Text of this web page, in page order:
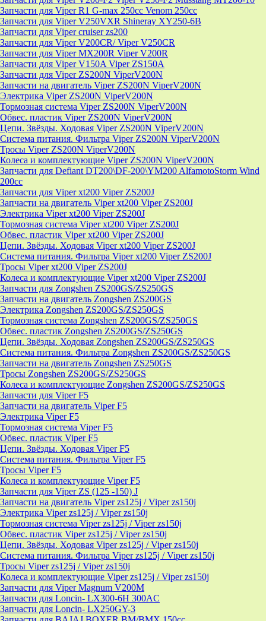
Запчасти для Viper R1 G-max 250cc Venom 250cc
Запчасти для Viper V250VXR Shineray XY250-6B
Запчасти для Viper cruiser zs200
Запчасти для Viper V200CR/ Viper V250CR
Запчасти для Viper MX200R Viper V200R
Запчасти для Viper V150A Viper ZS150A
Запчасти для Viper ZS200N ViperV200N
Запчасти на двигатель Viper ZS200N ViperV200N
Электрика Viper ZS200N ViperV200N
Тормозная система Viper ZS200N ViperV200N
Обвес. пластик Viper ZS200N ViperV200N
Цепи. Звёзды. Ходовая Viper ZS200N ViperV200N
Система питания. Фильтра Viper ZS200N ViperV200N
Тросы Viper ZS200N ViperV200N
Колеса и комплектующие Viper ZS200N ViperV200N
Запчасти для Defiant DT200\DF-200\YM200 AlfamotoStorm Wind
200cc
Запчасти для Viper xt200 Viper ZS200J
Запчасти на двигатель Viper xt200 Viper ZS200J
Электрика Viper xt200 Viper ZS200J
Тормозная система Viper xt200 Viper ZS200J
Обвес. пластик Viper xt200 Viper ZS200J
Цепи. Звёзды. Ходовая Viper xt200 Viper ZS200J
Система питания. Фильтра Viper xt200 Viper ZS200J
Тросы Viper xt200 Viper ZS200J
Колеса и комплектующие Viper xt200 Viper ZS200J
Запчасти для Zongshen ZS200GS/ZS250GS
Запчасти на двигатель Zongshen ZS200GS
Электрика Zongshen ZS200GS/ZS250GS
Тормозная система Zongshen ZS200GS/ZS250GS
Обвес. пластик Zongshen ZS200GS/ZS250GS
Цепи. Звёзды. Ходовая Zongshen ZS200GS/ZS250GS
Система питания. Фильтра Zongshen ZS200GS/ZS250GS
Запчасти на двигатель Zongshen ZS250GS
Тросы Zongshen ZS200GS/ZS250GS
Колеса и комплектующие Zongshen ZS200GS/ZS250GS
Запчасти для Viper F5
Запчасти на двигатель Viper F5
Электрика Viper F5
Тормозная система Viper F5
Обвес. пластик Viper F5
Цепи. Звёзды. Ходовая Viper F5
Система питания. Фильтра Viper F5
Тросы Viper F5
Колеса и комплектующие Viper F5
Запчасти для Viper ZS (125 -150) J
Запчасти на двигатель Viper zs125j / Viper zs150j
Электрика Viper zs125j / Viper zs150j
Тормозная система Viper zs125j / Viper zs150j
Обвес. пластик Viper zs125j / Viper zs150j
Цепи. Звёзды. Ходовая Viper zs125j / Viper zs150j
Система питания. Фильтра Viper zs125j / Viper zs150j
Тросы Viper zs125j / Viper zs150j
Колеса и комплектующие Viper zs125j / Viper zs150j
Запчасти для Viper Magnum V200M
Запчасти для Loncin- LX300-6H 300AC
Запчасти для Loncin- LX250GY-3